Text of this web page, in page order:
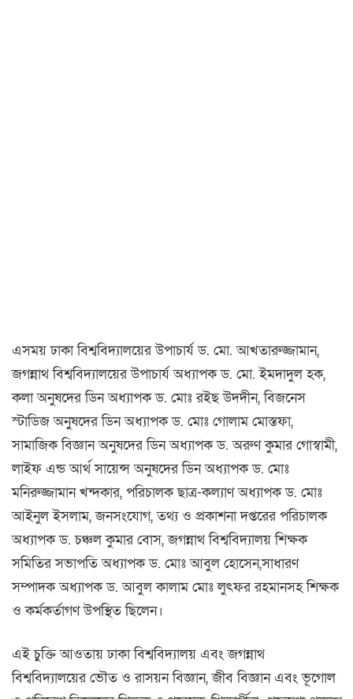
এসময় ঢাকা বিশ্ববিদ্যালয়ের উপাচার্য ড. মো. আখতারুজ্জামান,
জগন্নাথ বিশ্ববিদ্যালয়ের উপাচার্য অধ্যাপক ড. মো. ইমদাদুল হক,
কলা অনুষদের ডিন অধ্যাপক ড. মোঃ রইছ উদদীন, বিজনেস
স্টাডিজ অনুষদের ডিন অধ্যাপক ড. মোঃ গোলাম মোস্তফা,
সামাজিক বিজ্ঞান অনুষদের ডিন অধ্যাপক ড. অরুণ কুমার গোস্বামী,
লাইফ এন্ড আর্থ সায়েন্স অনুষদের ডিন অধ্যাপক ড. মোঃ
মনিরুজ্জামান খন্দকার, পরিচালক ছাত্র-কল্যাণ অধ্যাপক ড. মোঃ
আইনুল ইসলাম, জনসংযোগ, তথ্য ও প্রকাশনা দপ্তরের পরিচালক
অধ্যাপক ড. চঞ্চল কুমার বোস, জগন্নাথ বিশ্ববিদ্যালয় শিক্ষক
সমিতির সভাপতি অধ্যাপক ড. মোঃ আবুল হোসেন,সাধারণ
সম্পাদক অধ্যাপক ড. আবুল কালাম মোঃ লুৎফর রহমানসহ শিক্ষক
ও কর্মকর্তাগণ উপস্থিত ছিলেন।
এই চুক্তি আওতায় ঢাকা বিশ্ববিদ্যালয় এবং জগন্নাথ
বিশ্ববিদ্যালয়ের ভৌত ও রাসয়ন বিজ্ঞান, জীব বিজ্ঞান এবং ভূগোল